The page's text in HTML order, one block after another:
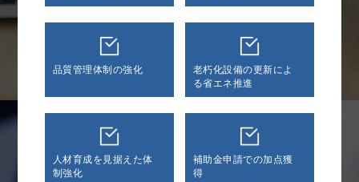
品質管理体制の強化
老朽化設備の更新によ
る省エネ推進
人材育成を見据えた体
制強化
補助金申請での加点獲
得